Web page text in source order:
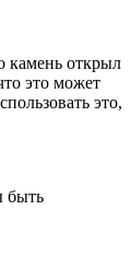
камень открыл
это может
это,
быть